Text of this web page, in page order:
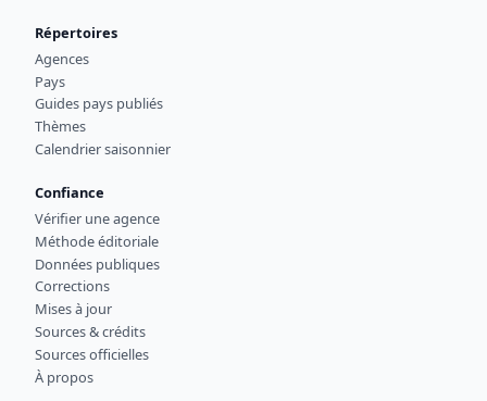
Répertoires
Agences
Pays
Guides pays publiés
Thèmes
Calendrier saisonnier
Confiance
Vérifier une agence
Méthode éditoriale
Données publiques
Corrections
Mises à jour
Sources & crédits
Sources officielles
À propos